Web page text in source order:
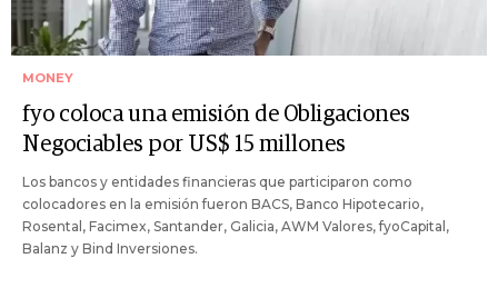
MONEY
fyo coloca una emisión de Obligaciones
Negociables por US$ 15 millones
Los bancos y entidades financieras que participaron como
colocadores en la emisión fueron BACS, Banco Hipotecario,
Rosental, Facimex, Santander, Galicia, AWM Valores, fyoCapital,
Balanz y Bind Inversiones.